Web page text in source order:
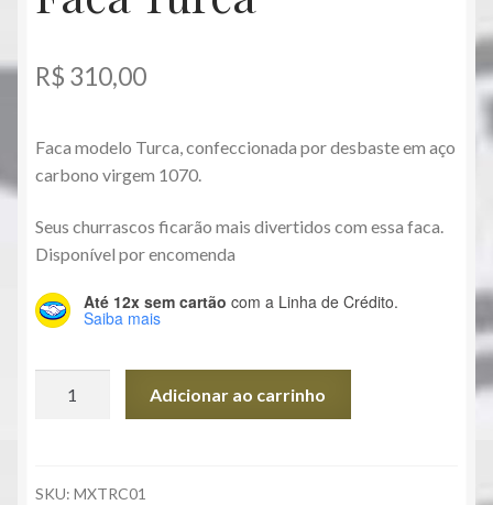
Inicio
Promoções
R$ 310,00
Faca modelo Turca, confeccionada por desbaste em aço
carbono virgem 1070.
Seus churrascos ficarão mais divertidos com essa faca.
Disponível por encomenda
Até 12x sem cartão com a Linha de Crédito.
Saiba mais
Adicionar ao carrinho
SKU: MXTRC01